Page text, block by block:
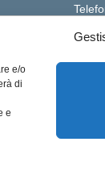
e/o
di
e
– Codice